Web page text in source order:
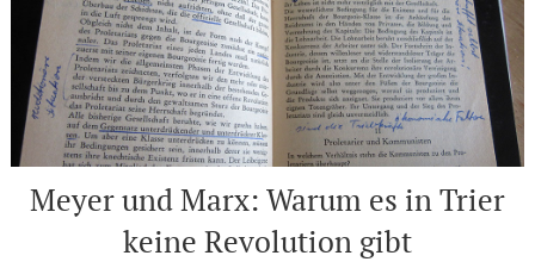
Meyer und Marx: Warum es in Trier
keine Revolution gibt